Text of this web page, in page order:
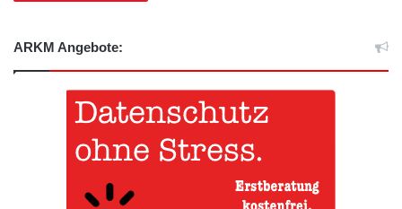
ARKM Angebote: